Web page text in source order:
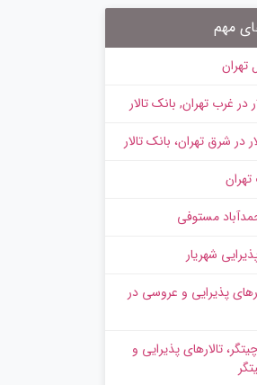
مهم
تهران
در غرب تهران, بانک تالار
در شرق تهران، بانک تالار
تهران
مستوفی
شهریار
پذیرایی و عروسی در
تالارهای پذیرایی و